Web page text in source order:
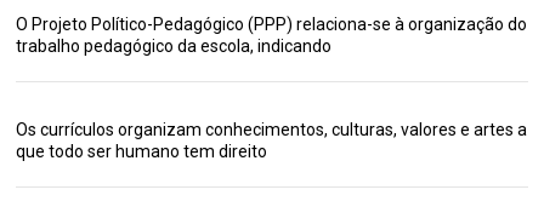
O Projeto Político-Pedagógico (PPP) relaciona-se à organização do
trabalho pedagógico da escola, indicando
Os currículos organizam conhecimentos, culturas, valores e artes a
que todo ser humano tem direito